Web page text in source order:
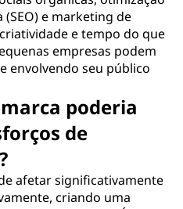
e marketing de
e tempo do que
empresas podem
envolvendo seu público
poderia
de
afetar significativamente
criando uma